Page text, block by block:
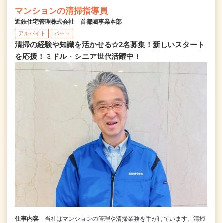
マンションの清掃指導員
近鉄住宅管理株式会社 首都圏事業本部
アルバイト パート
清掃の経験や知識を活かせる☆2名募集！新しいスタート
を応援！ミドル・シニア世代活躍中！
仕事内容
当社はマンションの管理や清掃業務を手がけています。清掃